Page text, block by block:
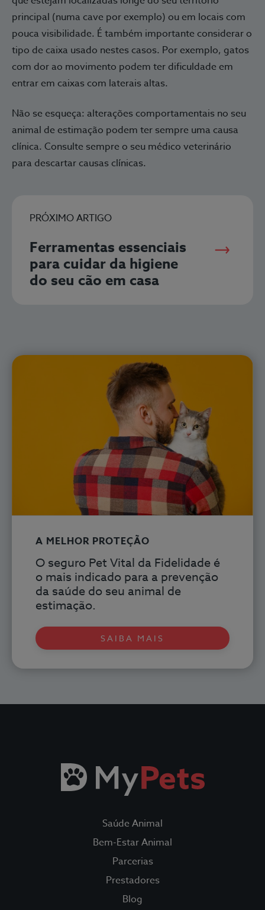
Fidelidade Loyalty
Fidelidade Pet Tracker
principal (numa cave por exemplo) ou em locais com
pouca visibilidade. É também importante considerar o
tipo de caixa usado nestes casos. Por exemplo, gatos
com dor ao movimento podem ter dificuldade em
entrar em caixas com laterais altas.
Não se esqueça: alterações comportamentais no seu
animal de estimação podem ter sempre uma causa
clínica. Consulte sempre o seu médico veterinário
para descartar causas clínicas.
PRÓXIMO ARTIGO
Ferramentas essenciais
para cuidar da higiene
do seu cão em casa
A MELHOR PROTEÇÃO
O seguro Pet Vital da Fidelidade é
o mais indicado para a prevenção
da saúde do seu animal de
estimação.
SAIBA MAIS
Saúde Animal
Bem-Estar Animal
Parcerias
Prestadores
Blog